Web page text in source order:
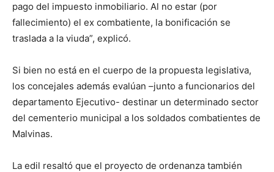
pago del impuesto inmobiliario. Al no estar (por
fallecimiento) el ex combatiente, la bonificación se
traslada a la viuda”, explicó.
Si bien no está en el cuerpo de la propuesta legislativa,
los concejales además evalúan –junto a funcionarios del
departamento Ejecutivo- destinar un determinado sector
del cementerio municipal a los soldados combatientes de
Malvinas.
La edil resaltó que el proyecto de ordenanza también